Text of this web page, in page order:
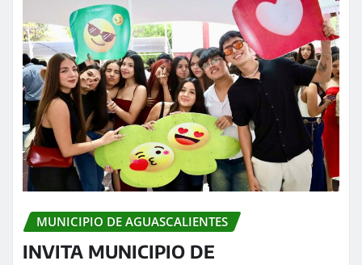
MUNICIPIO DE AGUASCALIENTES
INVITA MUNICIPIO DE